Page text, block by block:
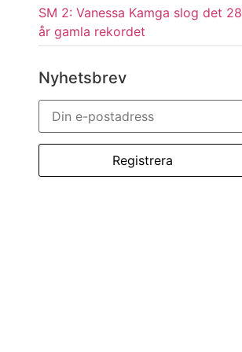
SM 2: Vanessa Kamga slog det 28
år gamla rekordet
Nyhetsbrev